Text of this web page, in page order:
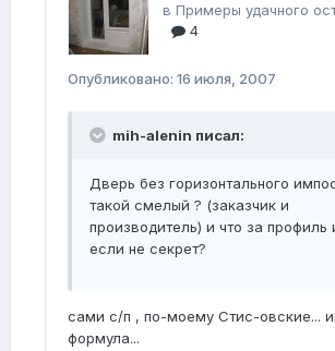
в Примеры удачного
4
Опубликовано: 16 июля, 2007
mih-alenin писал:
Дверь без горизонтального
такой смелый ? (заказчик и
производитель) и что за профиль
если не секрет?
сами с/п , по-моему Стис-овские...
формула...